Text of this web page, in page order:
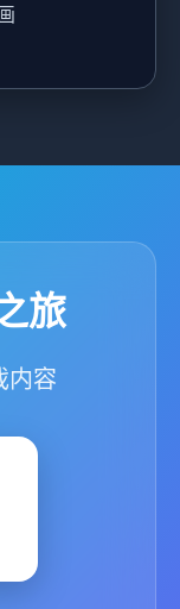
旅
内容